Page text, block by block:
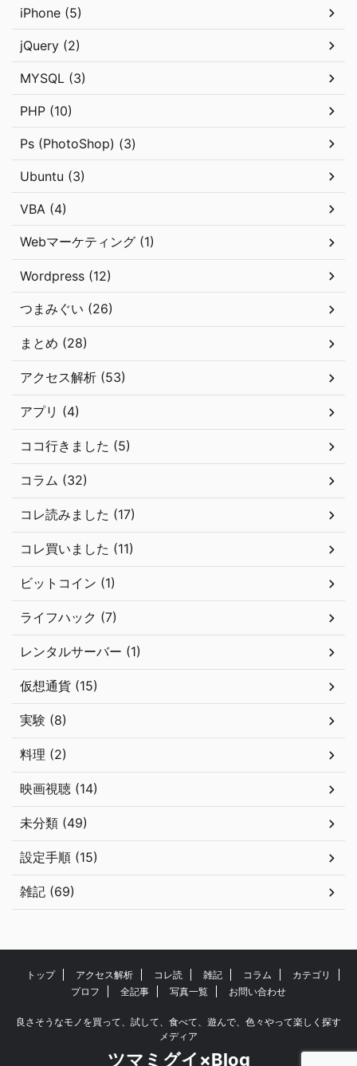
iPhone (5)
jQuery (2)
MYSQL (3)
PHP (10)
Ps (PhotoShop) (3)
Ubuntu (3)
VBA (4)
Webマーケティング (1)
Wordpress (12)
つまみぐい (26)
まとめ (28)
アクセス解析 (53)
アプリ (4)
ココ行きました (5)
コラム (32)
コレ読みました (17)
コレ買いました (11)
ビットコイン (1)
ライフハック (7)
レンタルサーバー (1)
仮想通貨 (15)
実験 (8)
料理 (2)
映画視聴 (14)
未分類 (49)
設定手順 (15)
雑記 (69)
トップ アクセス解析 コレ読 雑記 コラム
カテゴリ
プロフ
全記事 写真一覧 お問い合わせ
良さそうなモノを買って、試して、食べて、遊んで、色々やって楽しく探す
メディア
ツマミグイ×Blog